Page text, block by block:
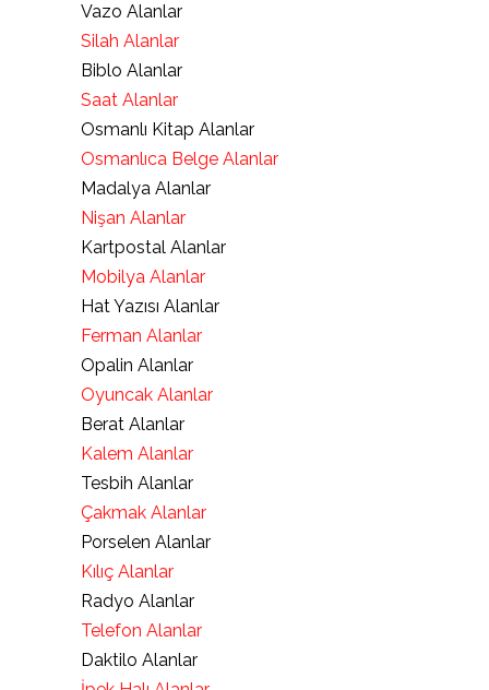
Vazo Alanlar
Silah Alanlar
Biblo Alanlar
Saat Alanlar
Osmanlı Kitap Alanlar
Osmanlıca Belge Alanlar
Madalya Alanlar
Nişan Alanlar
Kartpostal Alanlar
Mobilya Alanlar
Hat Yazısı Alanlar
Ferman Alanlar
Opalin Alanlar
Oyuncak Alanlar
Berat Alanlar
Kalem Alanlar
Tesbih Alanlar
Çakmak Alanlar
Porselen Alanlar
Kılıç Alanlar
Radyo Alanlar
Telefon Alanlar
Daktilo Alanlar